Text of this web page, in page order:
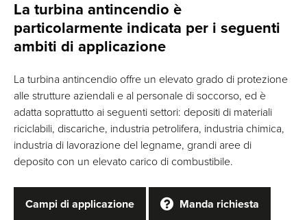
La turbina antincendio è
particolarmente indicata per i seguenti
ambiti di applicazione
La turbina antincendio offre un elevato grado di protezione
alle strutture aziendali e al personale di soccorso, ed è
adatta soprattutto ai seguenti settori: depositi di materiali
riciclabili, discariche, industria petrolifera, industria chimica,
industria di lavorazione del legname, grandi aree di
deposito con un elevato carico di combustibile.
Campi di applicazione Manda richiesta